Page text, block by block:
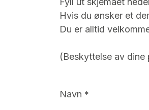
Hvis du ønsker et
Du er alltid
(Beskyttelse av
Navn *